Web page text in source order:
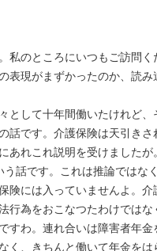
ところにいつもご訪問く
表現がまずかったのか、読み
として十年間働いたけれど
話です。介護保険は天引き
あれこれ説明を受けましたが
話です。これは推論ではな
険には入っていませんよ。介
行為をおこなつたわけでは
すわ。連れ合いは障害者年金
く、きちんと働いて年金をは